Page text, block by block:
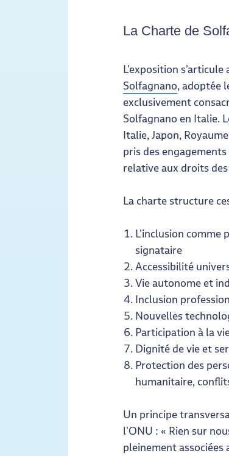
La Charte de
L’exposition
Solfagnano, adoptée
exclusivement
Solfagnano en Italie.
Italie, Japon,
pris des
relative aux droits
La charte structure
L’inclusion comme
signataire
Accessibilité
Vie autonome et
Inclusion
Nouvelles
Participation à la
Dignité de vie et
Protection des
humanitaire,
Un principe
l’ONU : « Rien sur
pleinement associées